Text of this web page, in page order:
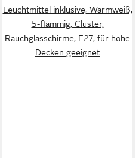
Leuchtmittel inklusive, Warmweiß,
5-flammig, Cluster,
Rauchglasschirme, E27, für hohe
Decken geeignet